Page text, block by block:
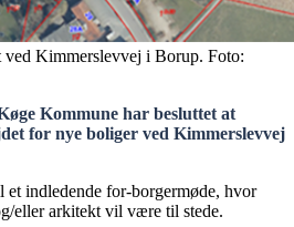
Kimmerslevvej i Borup. Foto:
Kommune har besluttet at
for nye boliger ved Kimmerslevvej
indledende for-borgermøde, hvor
eller arkitekt vil være til stede.